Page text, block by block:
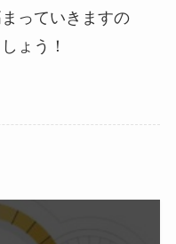
っていきますの
ょう！